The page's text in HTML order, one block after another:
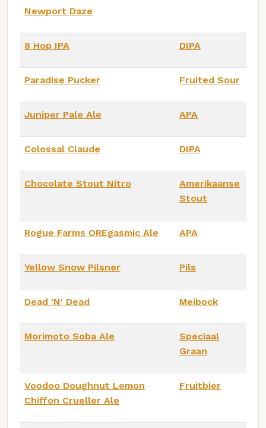
Newport Daze
8 Hop IPA DIPA
Paradise Pucker Fruited Sour
Juniper Pale Ale APA
Colossal Claude DIPA
Chocolate Stout Nitro
Amerikaanse
Stout
Rogue Farms OREgasmic Ale APA
Yellow Snow Pilsner Pils
Dead 'N' Dead Meibock
Morimoto Soba Ale
Speciaal
Graan
Voodoo Doughnut Lemon
Chiffon Crueller Ale
Fruitbier